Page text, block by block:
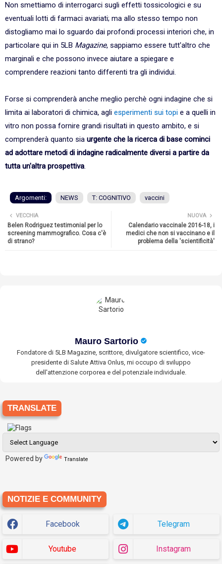
Non smettiamo di interrogarci sugli effetti tossicologici e su
eventuali lotti di farmaci avariati; ma allo stesso tempo non
distogliamo mai lo sguardo dai profondi processi interiori che, in
particolare qui in 5LB Magazine, sappiamo essere tutt'altro che
marginali e che possono invece aiutare a spiegare e
comprendere reazioni tanto differenti tra gli individui.
Forse si comprenderà anche meglio perchè ogni indagine che si
limita ai laboratori di chimica, agli esperimenti sui topi e a quelli in
vitro non possa fornire grandi risultati in questo ambito, e si
comprenderà quanto sia urgente che la ricerca di base cominci
ad adottare metodi di indagine radicalmente diversi a partire da
tutta un'altra prospettiva.
Argomenti: NEWS T: COGNITIVO vaccini
NUOVA
Calendario vaccinale 2016-18, i
medici che non si vaccinano e il
problema della 'scientificità'
VECCHIA
Belen Rodriguez testimonial per lo
screening mammografico. Cosa c'è
di strano?
Mauro Sartorio
Fondatore di 5LB Magazine, scrittore, divulgatore scientifico, vice-
presidente di Salute Attiva Onlus, mi occupo di sviluppo
dell'attenzione corporea e del potenziale individuale.
TRANSLATE
Powered by Translate
NOTIZIE E COMMUNITY
Facebook Telegram
Youtube Instagram